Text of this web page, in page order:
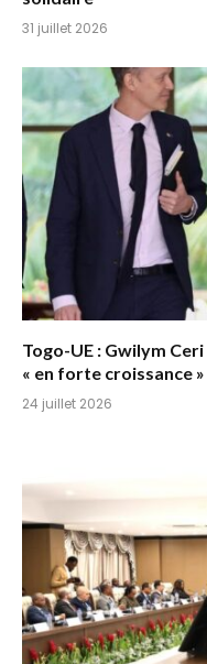
31 juillet 2026
Togo-UE : Gwilym
« en forte croissance »
24 juillet 2026